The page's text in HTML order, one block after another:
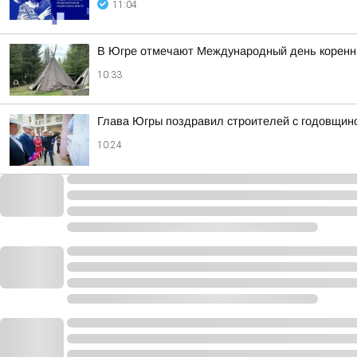
11:04
В Югре отмечают Международный день
10:33
Глава Югры поздравил строителей с
10:24